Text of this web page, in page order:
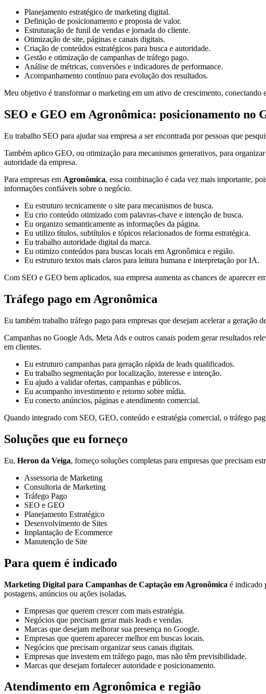
Planejamento estratégico de marketing digital.
Definição de posicionamento e proposta de valor.
Estruturação de funil de vendas e jornada do cliente.
Otimização de site, páginas e canais digitais.
Criação de conteúdos estratégicos para busca e autoridade.
Gestão e otimização de campanhas de tráfego pago.
Análise de métricas, conversões e indicadores de performance.
Acompanhamento contínuo para evolução dos resultados.
Meu objetivo é transformar o marketing em um ativo de crescimento, conectando
SEO e GEO em Agronômica: posicionamento no
Eu trabalho SEO para ajudar sua empresa a ser encontrada por pessoas que
Também aplico GEO, ou otimização para mecanismos generativos, para
autoridade da empresa.
Para empresas em Agronômica, essa combinação é cada vez mais importante,
informações confiáveis sobre o negócio.
Eu estruturo tecnicamente o site para mecanismos de busca.
Eu crio conteúdo otimizado com palavras-chave e intenção de busca.
Eu organizo semanticamente as informações da página.
Eu utilizo títulos, subtítulos e tópicos relacionados de forma estratégica.
Eu trabalho autoridade digital da marca.
Eu otimizo conteúdos para buscas locais em Agronômica e região.
Eu estruturo textos mais claros para leitura humana e interpretação por IA.
Com SEO e GEO bem aplicados, sua empresa aumenta as chances de aparecer
Tráfego pago em Agronômica
Eu também trabalho tráfego pago para empresas que desejam acelerar a
Campanhas no Google Ads, Meta Ads e outros canais podem gerar resultados
em clientes.
Eu estruturo campanhas para geração rápida de leads qualificados.
Eu trabalho segmentação por localização, interesse e intenção.
Eu ajudo a validar ofertas, campanhas e públicos.
Eu acompanho investimento e retorno sobre mídia.
Eu conecto anúncios, páginas e atendimento comercial.
Quando integrado com SEO, GEO, conteúdo e estratégia comercial, o tráfego
Soluções que eu forneço
Eu, Heron da Veiga, forneço soluções completas para empresas que precisam
Assessoria de Marketing
Consultoria de Marketing
Tráfego Pago
SEO e GEO
Planejamento Estratégico
Desenvolvimento de Sites
Implantação de Ecommerce
Manutenção de Site
Para quem é indicado
Marketing Digital para Campanhas de Captação em Agronômica é indicado
postagens, anúncios ou ações isoladas.
Empresas que querem crescer com mais estratégia.
Negócios que precisam gerar mais leads e vendas.
Marcas que desejam melhorar sua presença no Google.
Empresas que querem aparecer melhor em buscas locais.
Negócios que precisam organizar seus canais digitais.
Empresas que investem em tráfego pago, mas não têm previsibilidade.
Marcas que desejam fortalecer autoridade e posicionamento.
Atendimento em Agronômica e região